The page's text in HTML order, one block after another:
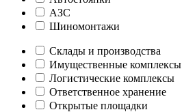
АЗС
Шиномонтажи
Склады и производства
Имущественные комплексы
Логистические комплексы
Ответственное хранение
Открытые площадки